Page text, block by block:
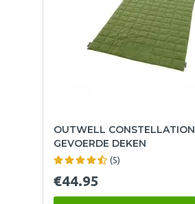
OUTWELL CONSTELLATION
GEVOERDE DEKEN
(5)
€44.95